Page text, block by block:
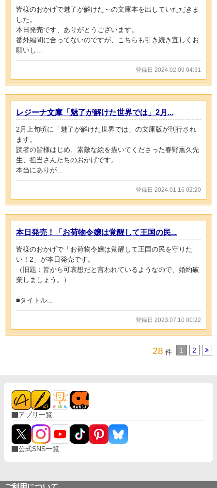
皆様のおかげで魅了が解けた～の文庫本を出していただきま
した。
本日発売です、ありがとうございます。
番外編間に合ってないのですが、こちらも引き続き宜しくお
願いし...
登録日 2024.02.09 04:31
レジーナ文庫「魅了が解けた世界では」2月...
2月上旬頃に「魅了が解けた世界では」の文庫版が刊行され
ます。
読者の皆様はじめ、素敵な絵を描いてくださった春野薫久先
生、担当さんたちのおかげです。
本当にありが...
登録日 2024.01.16 02:20
本日発売！「お荷物令嬢は覚醒して王国の民...
皆様のおかげで「お荷物令嬢は覚醒して王国の民を守りた
い！2」が本日発売です。
（旧題：皆から可哀想だと言われているようなので、婚約破
棄しましょう。）
■タイトル...
登録日 2023.07.10 00:22
28 件 1 2
アプリ一覧
公式SNS一覧